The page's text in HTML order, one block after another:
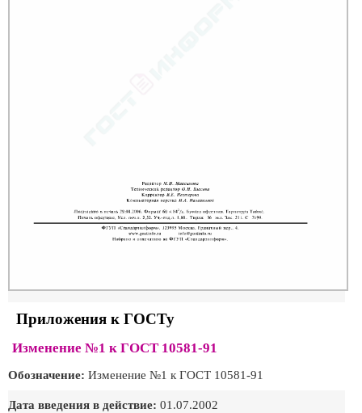
Приложения к ГОСТу
Изменение №1 к ГОСТ 10581-91
Обозначение: Изменение №1 к ГОСТ 10581-91
Дата введения в действие: 01.07.2002